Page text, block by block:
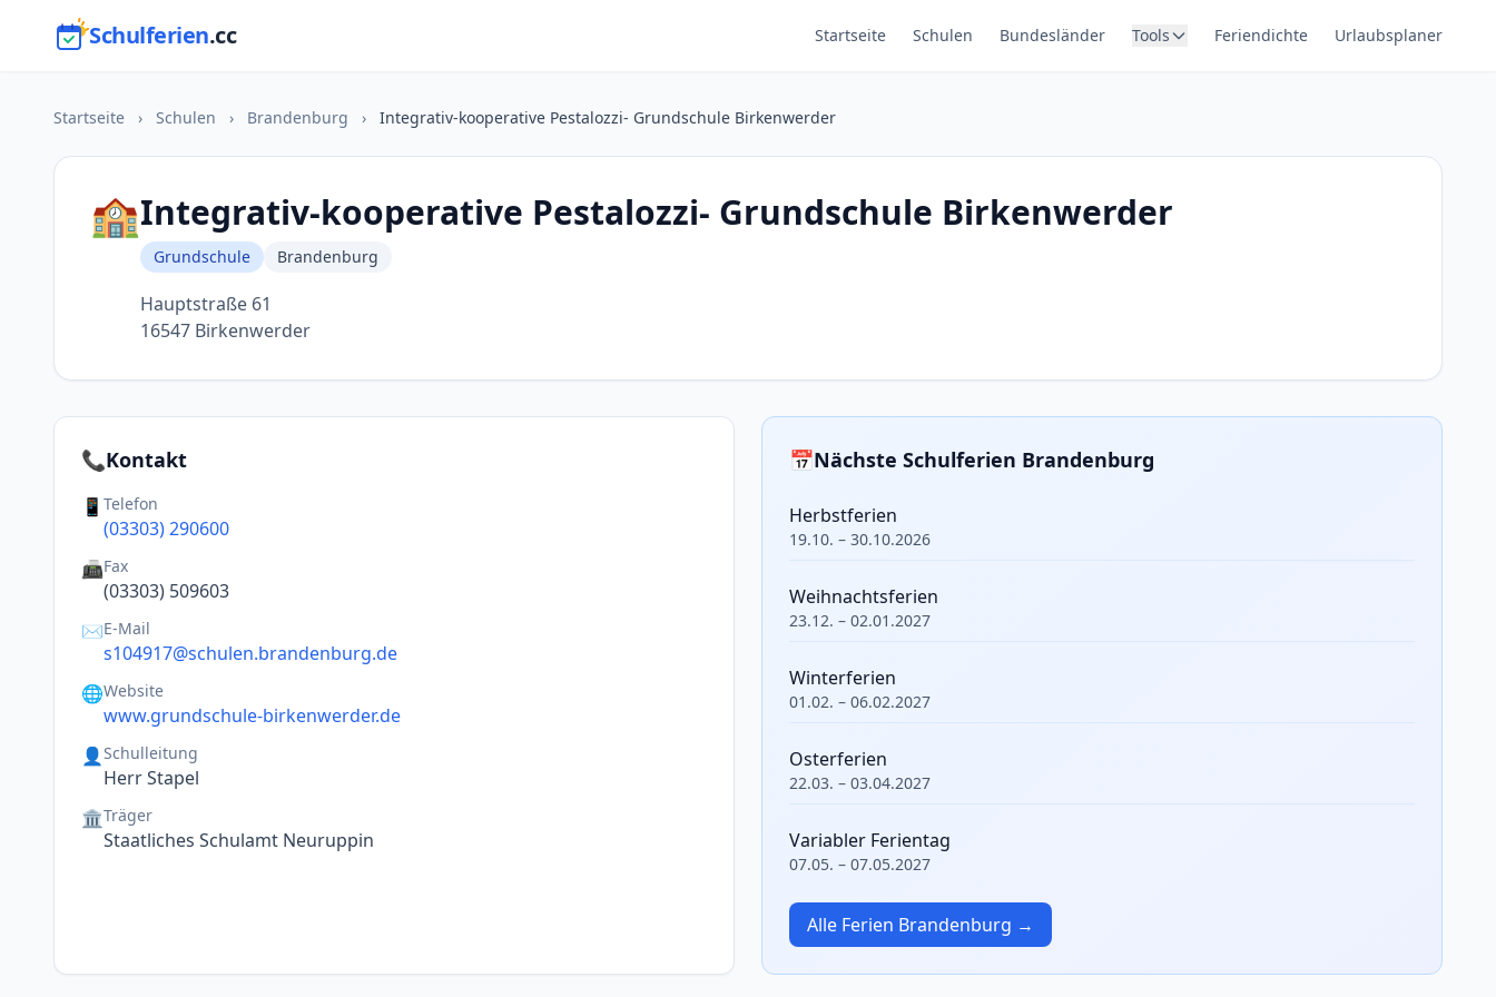
Schulferien.cc Startseite Schulen Bundesländer Tools Feriendichte Urlaubsplaner
Startseite › Schulen › Brandenburg › Integrativ-kooperative Pestalozzi- Grundschule Birkenwerder
🏫Integrativ-kooperative Pestalozzi- Grundschule Birkenwerder
Grundschule Brandenburg
Hauptstraße 61
16547 Birkenwerder
📞Kontakt
📱 Telefon
(03303) 290600
📠Fax
(03303) 509603
✉️E-Mail
s104917@schulen.brandenburg.de
🌐Website
www.grundschule-birkenwerder.de
👤 Schulleitung
Herr Stapel
🏛️Träger
Staatliches Schulamt Neuruppin
📅Nächste Schulferien Brandenburg
Herbstferien
19.10. – 30.10.2026
Weihnachtsferien
23.12. – 02.01.2027
Winterferien
01.02. – 06.02.2027
Osterferien
22.03. – 03.04.2027
Variabler Ferientag
07.05. – 07.05.2027
Alle Ferien Brandenburg →